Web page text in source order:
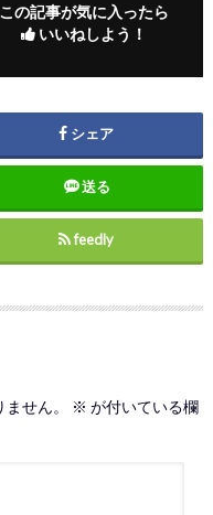
この記事が気に入ったら
いいねしよう！
シェア
送る
feedly
せん。 ※ が付いている欄